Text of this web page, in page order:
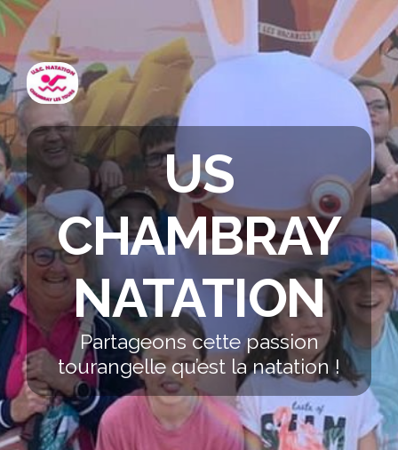
US
CHAMBRAY
NATATION
Partageons cette passion
tourangelle qu’est la natation !